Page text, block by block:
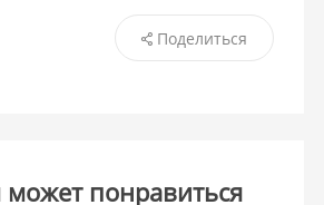
Поделиться
понравиться